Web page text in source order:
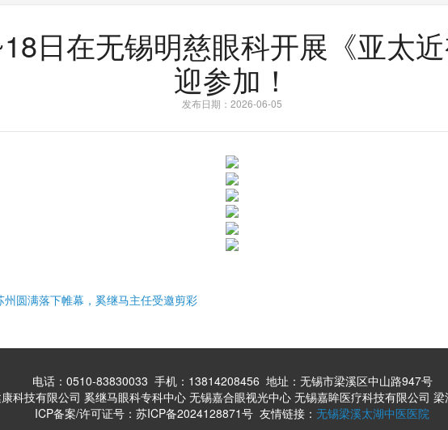
日在无锡明慈眼科开展《亚太
迎参加！
发布日期：2026-06-05
州圆满落下帷幕，奚继马主任受邀剪彩
电话：0510-83830033 手机：13814208456 地址：无锡市梁溪区中山路947号
科技有限公司 奚继马眼科专科中心 无锡嘉合眼视光中心 无锡嘉眸医疗科技有限公司
ICP备案/许可证号：苏ICP备2024128871号 友情链接： 无锡梁溪太湖中医医院